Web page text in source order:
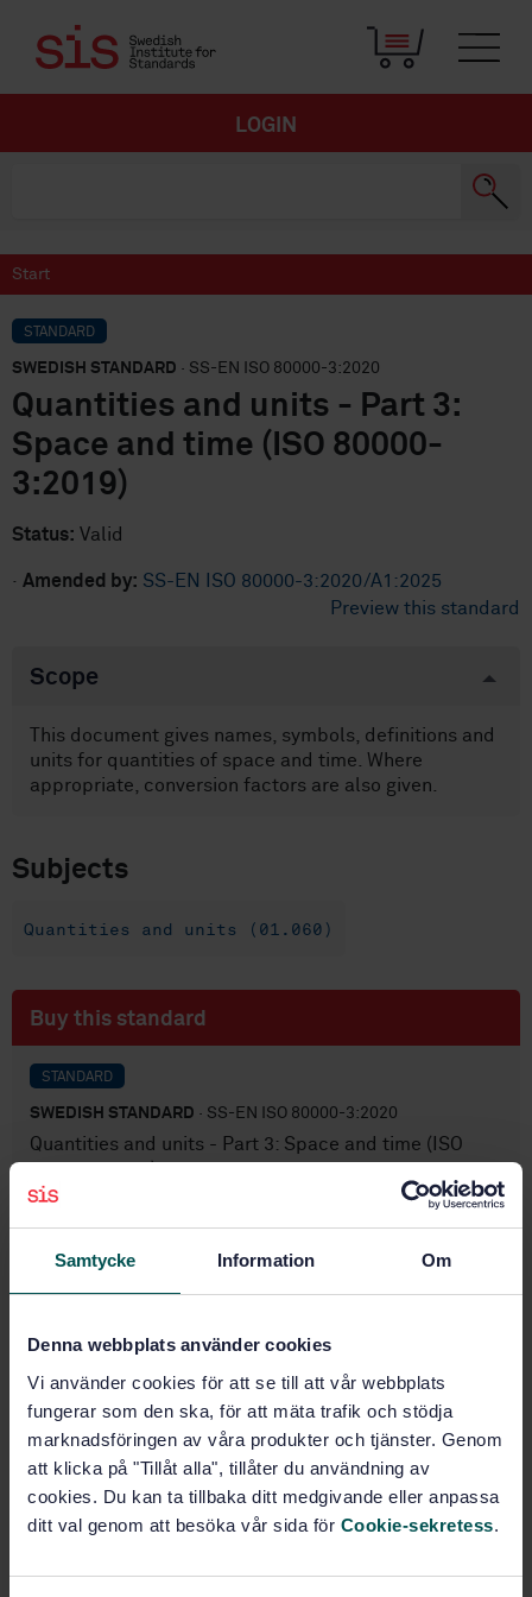
Samtycke Information Om
Denna webbplats använder cookies
Vi använder cookies för att se till att vår webbplats
fungerar som den ska, för att mäta trafik och stödja
marknadsföringen av våra produkter och tjänster. Genom
att klicka på "Tillåt alla", tillåter du användning av
cookies. Du kan ta tillbaka ditt medgivande eller anpassa
ditt val genom att besöka vår sida för Cookie-sekretess.
LOGIN
Start
STANDARD
SWEDISH STANDARD · SS-EN ISO 80000-3:2020
Quantities and units - Part 3:
Space and time (ISO 80000-
3:2019)
Status: Valid
· Amended by: SS-EN ISO 80000-3:2020/A1:2025
Preview this standard
Scope
This document gives names, symbols, definitions and
units for quantities of space and time. Where
appropriate, conversion factors are also given.
Subjects
Quantities and units (01.060)
Buy this standard
STANDARD
SWEDISH STANDARD · SS-EN ISO 80000-3:2020
Quantities and units - Part 3: Space and time (ISO
Subscribe on standards - Read more
PDF
Show more
Product information
Language: English